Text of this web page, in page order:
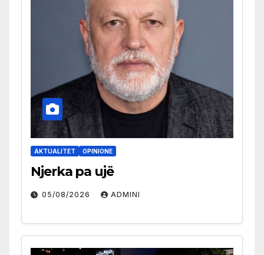
AKTUALITET OPINIONE
Njerka pa ujë
05/08/2026 ADMINI